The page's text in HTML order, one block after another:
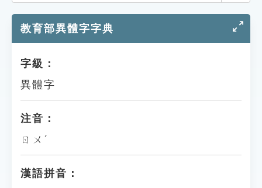
貓頭鷹博士
教育部異體字字典
字級：
異體字
注音：
ㄖㄨˊ
漢語拼音：